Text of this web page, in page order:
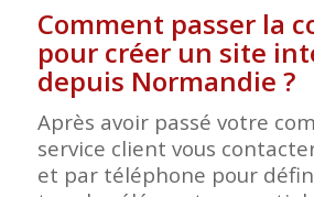
Comment passer la
pour créer un site
depuis Normandie ?
Après avoir passé votre
service client vous
et par téléphone pour